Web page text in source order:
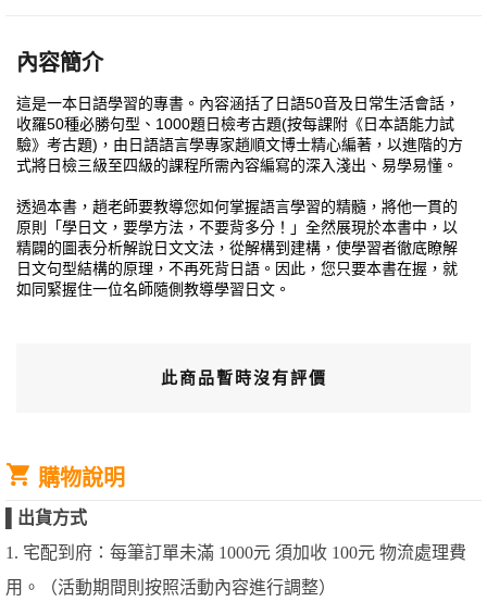
內容簡介
這是一本日語學習的專書。內容涵括了日語50音及日常生活會話，
收羅50種必勝句型、1000題日檢考古題(按每課附《日本語能力試
驗》考古題)，由日語語言學專家趙順文博士精心編著，以進階的方
式將日檢三級至四級的課程所需內容編寫的深入淺出、易學易懂。
透過本書，趙老師要教導您如何掌握語言學習的精髓，將他一貫的
原則「學日文，要學方法，不要背多分！」全然展現於本書中，以
精闢的圖表分析解說日文文法，從解構到建構，使學習者徹底瞭解
日文句型結構的原理，不再死背日語。因此，您只要本書在握，就
如同緊握住一位名師隨側教導學習日文。
此商品暫時沒有評價
購物說明
出貨方式
1. 宅配到府：每筆訂單未滿 1000元 須加收 100元 物流處理費
用。（活動期間則按照活動內容進行調整）